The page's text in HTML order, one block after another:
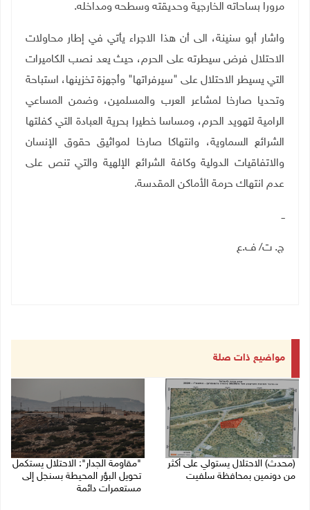
مرورا بساحاته الخارجية وحديقته وسطحه ومداخله.
واشار أبو سنينة، الى أن هذا الاجراء يأتي في إطار محاولات
الاحتلال فرض سيطرته على الحرم، حيث يعد نصب الكاميرات
التي يسيطر الاحتلال على "سيرفراتها" وأجهزة تخزينها، استباحة
وتحديا صارخا لمشاعر العرب والمسلمين، وضمن المساعي
الرامية لتهويد الحرم، ومساسا خطيرا بحرية العبادة التي كفلتها
الشرائع السماوية، وانتهاكا صارخا لمواثيق حقوق الإنسان
والاتفاقيات الدولية وكافة الشرائع الإلهية والتي تنص على
عدم انتهاك حرمة الأماكن المقدسة.
ــ
ج. ت/ ف.ع
مواضيع ذات صلة
(محدث) الاحتلال يستولي على أكثر
من دونمين بمحافظة سلفيت
"مقاومة الجدار": الاحتلال يستكمل
تحويل البؤر المحيطة بسنجل إلى
مستعمرات دائمة